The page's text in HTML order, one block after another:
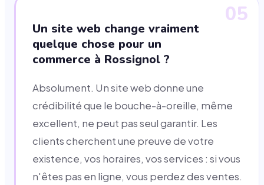
05
Un site web change vraiment
quelque chose pour un
commerce à Rossignol ?
Absolument. Un site web donne une
crédibilité que le bouche-à-oreille, même
excellent, ne peut pas seul garantir. Les
clients cherchent une preuve de votre
existence, vos horaires, vos services : si vous
n'êtes pas en ligne, vous perdez des ventes.